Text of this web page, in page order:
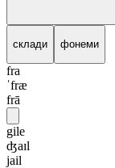
склади фонеми
fra
ˈfræ
frā
gile
ʤaɪl
jail